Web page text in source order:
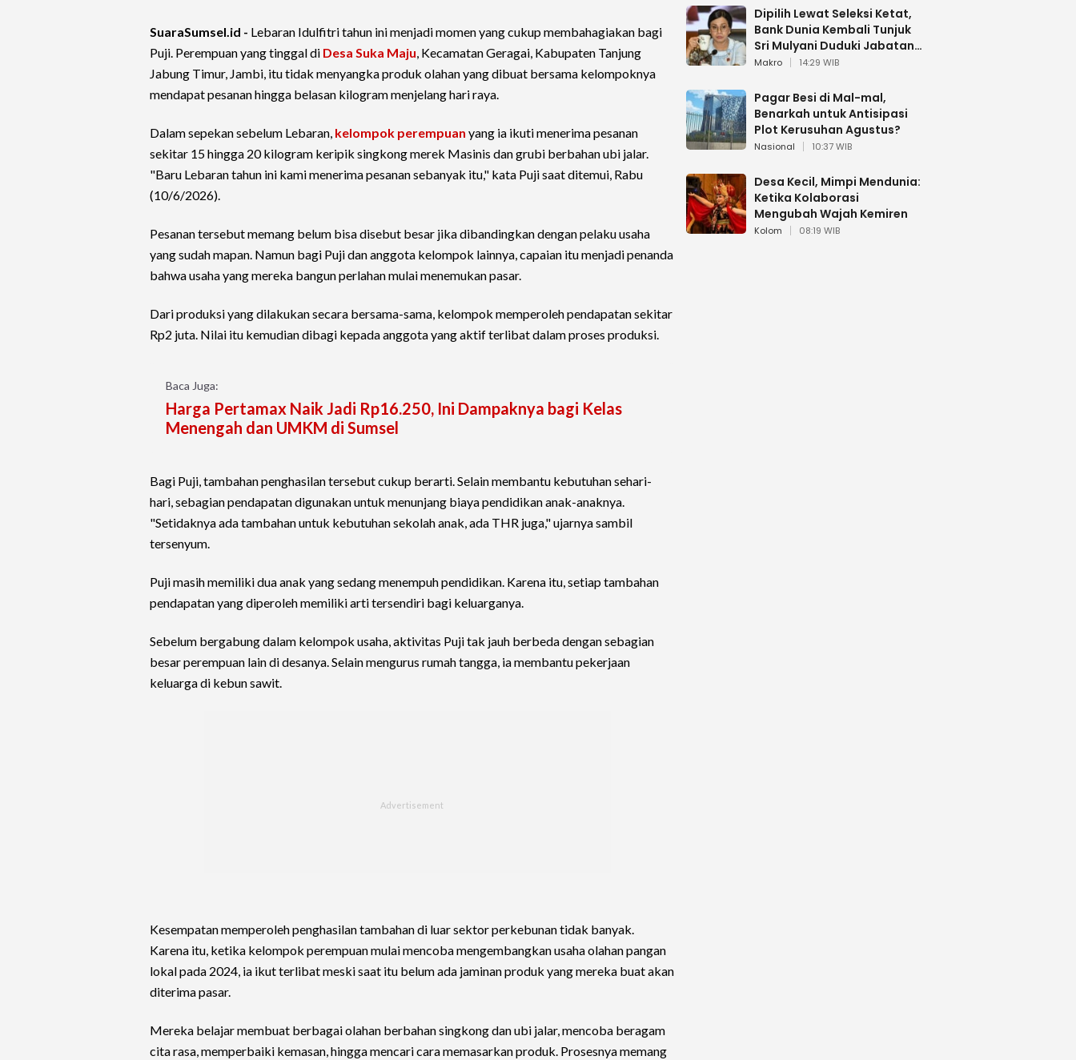
SuaraSumsel.id - Lebaran Idulfitri tahun ini menjadi momen yang cukup membahagiakan bagi
Puji. Perempuan yang tinggal di Desa Suka Maju, Kecamatan Geragai, Kabupaten Tanjung
Jabung Timur, Jambi, itu tidak menyangka produk olahan yang dibuat bersama kelompoknya
mendapat pesanan hingga belasan kilogram menjelang hari raya.
Dalam sepekan sebelum Lebaran, kelompok perempuan yang ia ikuti menerima pesanan
sekitar 15 hingga 20 kilogram keripik singkong merek Masinis dan grubi berbahan ubi jalar.
"Baru Lebaran tahun ini kami menerima pesanan sebanyak itu," kata Puji saat ditemui, Rabu
(10/6/2026).
Pesanan tersebut memang belum bisa disebut besar jika dibandingkan dengan pelaku usaha
yang sudah mapan. Namun bagi Puji dan anggota kelompok lainnya, capaian itu menjadi penanda
bahwa usaha yang mereka bangun perlahan mulai menemukan pasar.
Dari produksi yang dilakukan secara bersama-sama, kelompok memperoleh pendapatan sekitar
Rp2 juta. Nilai itu kemudian dibagi kepada anggota yang aktif terlibat dalam proses produksi.
Baca Juga:
Harga Pertamax Naik Jadi Rp16.250, Ini Dampaknya bagi Kelas
Menengah dan UMKM di Sumsel
Bagi Puji, tambahan penghasilan tersebut cukup berarti. Selain membantu kebutuhan sehari-
hari, sebagian pendapatan digunakan untuk menunjang biaya pendidikan anak-anaknya.
"Setidaknya ada tambahan untuk kebutuhan sekolah anak, ada THR juga," ujarnya sambil
tersenyum.
Puji masih memiliki dua anak yang sedang menempuh pendidikan. Karena itu, setiap tambahan
pendapatan yang diperoleh memiliki arti tersendiri bagi keluarganya.
Sebelum bergabung dalam kelompok usaha, aktivitas Puji tak jauh berbeda dengan sebagian
besar perempuan lain di desanya. Selain mengurus rumah tangga, ia membantu pekerjaan
keluarga di kebun sawit.
Kesempatan memperoleh penghasilan tambahan di luar sektor perkebunan tidak banyak.
Karena itu, ketika kelompok perempuan mulai mencoba mengembangkan usaha olahan pangan
lokal pada 2024, ia ikut terlibat meski saat itu belum ada jaminan produk yang mereka buat akan
diterima pasar.
Mereka belajar membuat berbagai olahan berbahan singkong dan ubi jalar, mencoba beragam
cita rasa, memperbaiki kemasan, hingga mencari cara memasarkan produk. Prosesnya memang
Dipilih Lewat Seleksi Ketat,
Bank Dunia Kembali Tunjuk
Sri Mulyani Duduki Jabatan
Strategis
Makro 14:29 WIB
Pagar Besi di Mal-mal,
Benarkah untuk Antisipasi
Plot Kerusuhan Agustus?
Nasional 10:37 WIB
Desa Kecil, Mimpi Mendunia:
Ketika Kolaborasi
Mengubah Wajah Kemiren
Kolom 08:19 WIB